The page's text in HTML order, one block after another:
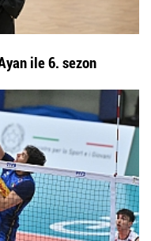
ile 6. sezon